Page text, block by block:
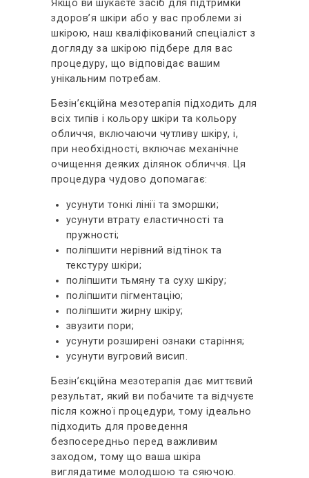
Якщо ви шукаєте засіб для підтримки
здоров’я шкіри або у вас проблеми зі
шкірою, наш кваліфікований спеціаліст з
догляду за шкірою підбере для вас
процедуру, що відповідає вашим
унікальним потребам.
Безін’єкційна мезотерапія підходить для
всіх типів і кольору шкіри та кольору
обличчя, включаючи чутливу шкіру, і,
при необхідності, включає механічне
очищення деяких ділянок обличчя. Ця
процедура чудово допомагає:
усунути тонкі лінії та зморшки;
усунути втрату еластичності та
пружності;
поліпшити нерівний відтінок та
текстуру шкіри;
поліпшити тьмяну та суху шкіру;
поліпшити пігментацію;
поліпшити жирну шкіру;
звузити пори;
усунути розширені ознаки старіння;
усунути вугровий висип.
Безін’єкційна мезотерапія дає миттєвий
результат, який ви побачите та відчуєте
після кожної процедури, тому ідеально
підходить для проведення
безпосередньо перед важливим
заходом, тому що ваша шкіра
виглядатиме молодшою ​​та сяючою.